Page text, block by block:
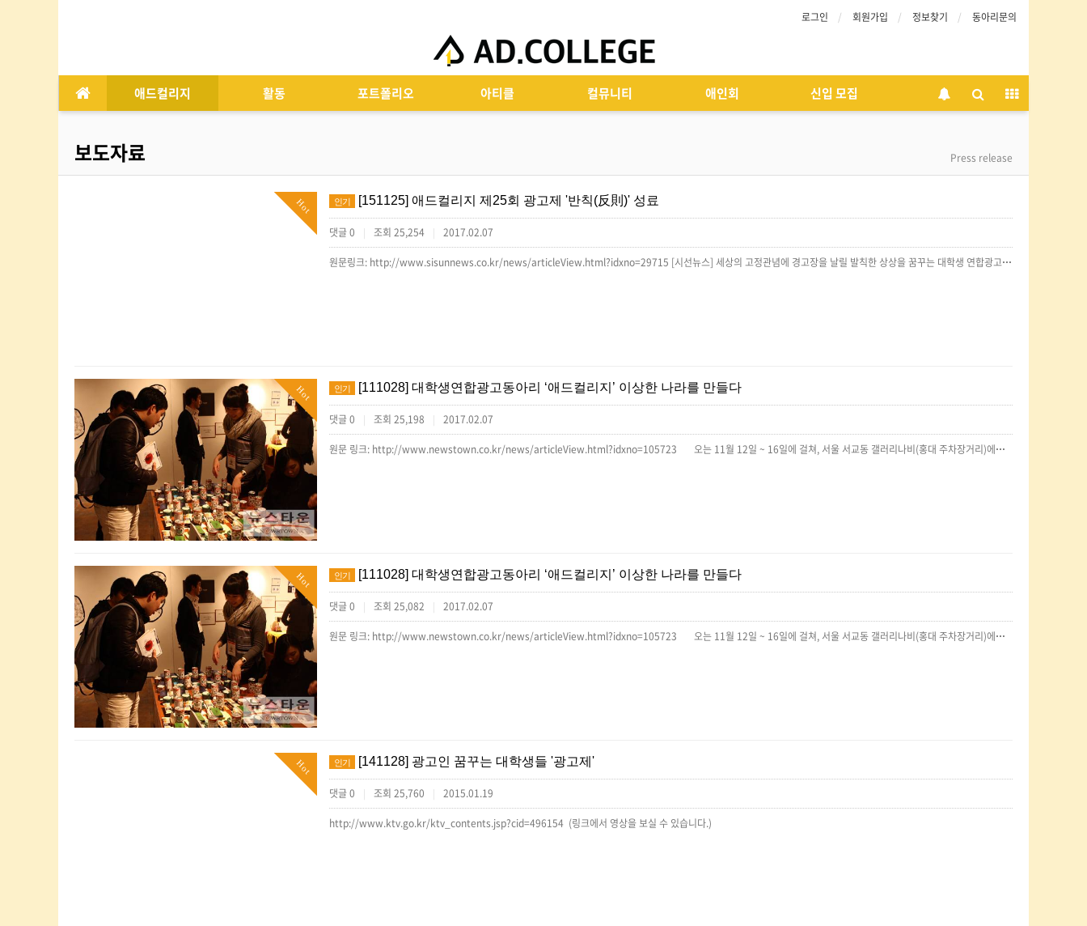
로그인 회원가입 정보찾기 동아리문의
애드컬리지 활동 포트폴리오 아티클 컬뮤니티 애인회 신입 모집
보도자료 Press release
Hot 인기 [151125] 애드컬리지 제25회 광고제 '반칙(反則)' 성료
댓글 0 | 조회 25,254 | 2017.02.07
원문링크: http://www.sisunnews.co.kr/news/articleView.html?idxno=29715 [시선뉴스] 세상의 고정관념에 경고장을 날릴 발칙한 상상을 꿈꾸는 대학생 연합광고동아리 애드컬리지가 '제 25회 광고제 '반칙(反則)'을 개최했다. 지난 11월 21일(토)부터 양일간 G아르체(강남역 신분당선 내부위치)에서 열린 '반칙(反則)'에는 기존의 질서와 생각에 도전하는 창의적인 광고들이 채워졌다. 애드컬리지 최찬 회장은 "반칙(反則)'은 사전적 의미로는 주로 법칙이나 규정, 규칙 따위를 어김을 뜻한다. 하지만 또 다른 의미로는 반대의 법칙, 반하는 법칙이 있다"며 "이번 광고제를 통해 애드컬리지는 기존의 ‘반칙’이 가지는 부정적인 이미지를 뒤집고 새로운 생각, 반할 수 있는 용기, 발칙한 상상력이 가지는 힘을 광고를 통해 조명하고자 한다"고 행사의 의의를 밝혔다. 행사장을 찾은 김영규 ICCI 국제문화교류재단 및 기독교연합뉴스 대표는 “고정관념을 뛰어 넘는…
Hot 인기 [111028] 대학생연합광고동아리 ‘애드컬리지’ 이상한 나라를 만들다
댓글 0 | 조회 25,198 | 2017.02.07
원문 링크: http://www.newstown.co.kr/news/articleView.html?idxno=105723 오는 11월 12일 ~ 16일에 걸쳐, 서울 서교동 갤러리나비(홍대 주차장거리)에서 서울, 경ㆍ인 지역 40여개 4년제 대학생들의 광고 창작품이 한 자리에 모이는 애드컬리지 제21회 광고제가 열린다. “김철수, 앨리스에 가다.” 라는 주제로 열리는 이번 '애드컬리지' 제 21회 광고제는 대학생들의 광고 제작물과 퍼포먼스, 이벤트 등이 진행된다. 이번 광고제는 ‘빈부격차가 사라진 세상이 온다면?’, ‘평일보다 휴일이 훨씬 더 늘어난 세상이 온다면?’, ‘미의 기준이 바뀌어 버린 세상이 온다면?’ 등의 재미난 상상력을 발휘한 가정 하에 꾸며진 광고들이 관객을 맞이할 예정이다. ‘김철수, 앨리스에 가다.” 는 평범한 우리를 대변하는 ‘김철수’를 재미있는 상황이 펼쳐지는 이상한 나라인 ‘앨리스’로 초대한다는 의미를 담고 있다. …
Hot 인기 [111028] 대학생연합광고동아리 ‘애드컬리지’ 이상한 나라를 만들다
댓글 0 | 조회 25,082 | 2017.02.07
원문 링크: http://www.newstown.co.kr/news/articleView.html?idxno=105723 오는 11월 12일 ~ 16일에 걸쳐, 서울 서교동 갤러리나비(홍대 주차장거리)에서 서울, 경ㆍ인 지역 40여개 4년제 대학생들의 광고 창작품이 한 자리에 모이는 애드컬리지 제21회 광고제가 열린다. “김철수, 앨리스에 가다.” 라는 주제로 열리는 이번 '애드컬리지' 제 21회 광고제는 대학생들의 광고 제작물과 퍼포먼스, 이벤트 등이 진행된다. 이번 광고제는 ‘빈부격차가 사라진 세상이 온다면?’, ‘평일보다 휴일이 훨씬 더 늘어난 세상이 온다면?’, ‘미의 기준이 바뀌어 버린 세상이 온다면?’ 등의 재미난 상상력을 발휘한 가정 하에 꾸며진 광고들이 관객을 맞이할 예정이다. ‘김철수, 앨리스에 가다.” 는 평범한 우리를 대변하는 ‘김철수’를 재미있는 상황이 펼쳐지는 이상한 나라인 ‘앨리스’로 초대한다는 의미를 담고 있다. …
Hot 인기 [141128] 광고인 꿈꾸는 대학생들 '광고제'
댓글 0 | 조회 25,760 | 2015.01.19
http://www.ktv.go.kr/ktv_contents.jsp?cid=496154 (링크에서 영상을 보실 수 있습니다.)